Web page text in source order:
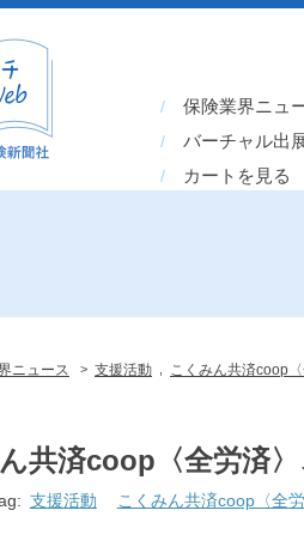
保険業界ニュ
バーチャル出
カートを見る
ニュース > 支援活動 こくみん共済coop〈
共済coop〈全労済
支援活動 こくみん共済coop〈全労